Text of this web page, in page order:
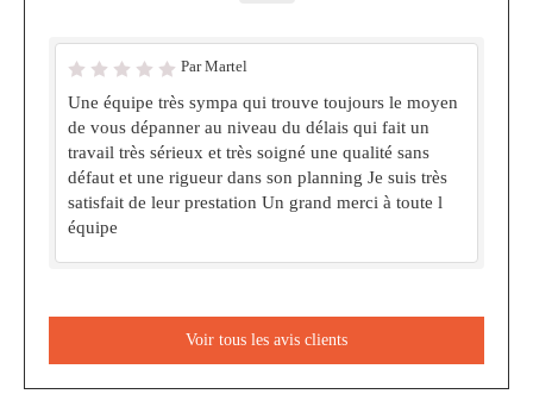
Par Martel
Une équipe très sympa qui trouve toujours le moyen
de vous dépanner au niveau du délais qui fait un
travail très sérieux et très soigné une qualité sans
défaut et une rigueur dans son planning Je suis très
satisfait de leur prestation Un grand merci à toute l
équipe
Voir tous les avis clients